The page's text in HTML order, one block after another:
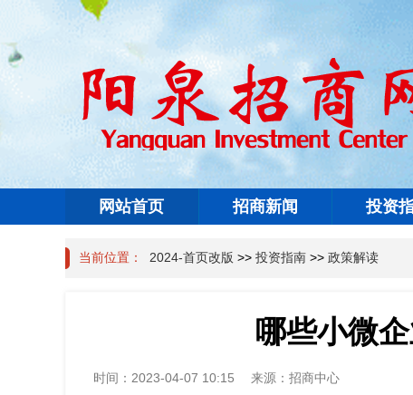
网站首页 招商新闻 投资
当前位置： 2024-首页改版 >> 投资指南 >> 政策解读
哪些小微
时间： 2023-04-07 10:15 来源： 招商中心